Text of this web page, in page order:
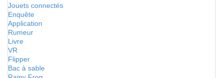
Jouets connectés
Enquête
Application
Rumeur
Livre
VR
Flipper
Bac à sable